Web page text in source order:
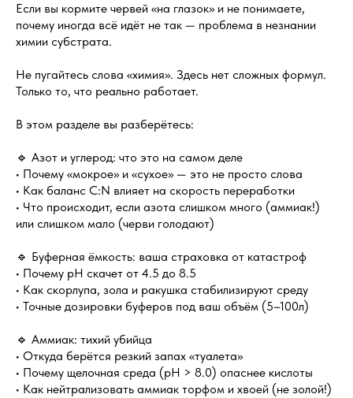
Если вы кормите червей «на глазок» и не понимаете,
почему иногда всё идёт не так — проблема в незнании
химии субстрата.
Не пугайтесь слова «химия». Здесь нет сложных формул.
Только то, что реально работает.
В этом разделе вы разберётесь:
🔹 Азот и углерод: что это на самом деле
• Почему «мокрое» и «сухое» — это не просто слова
• Как баланс C:N влияет на скорость переработки
• Что происходит, если азота слишком много (аммиак!)
или слишком мало (черви голодают)
🔹 Буферная ёмкость: ваша страховка от катастроф
• Почему pH скачет от 4.5 до 8.5
• Как скорлупа, зола и ракушка стабилизируют среду
• Точные дозировки буферов под ваш объём (5–100л)
🔹 Аммиак: тихий убийца
• Откуда берётся резкий запах «туалета»
• Почему щелочная среда (pH > 8.0) опаснее кислоты
• Как нейтрализовать аммиак торфом и хвоей (не золой!)